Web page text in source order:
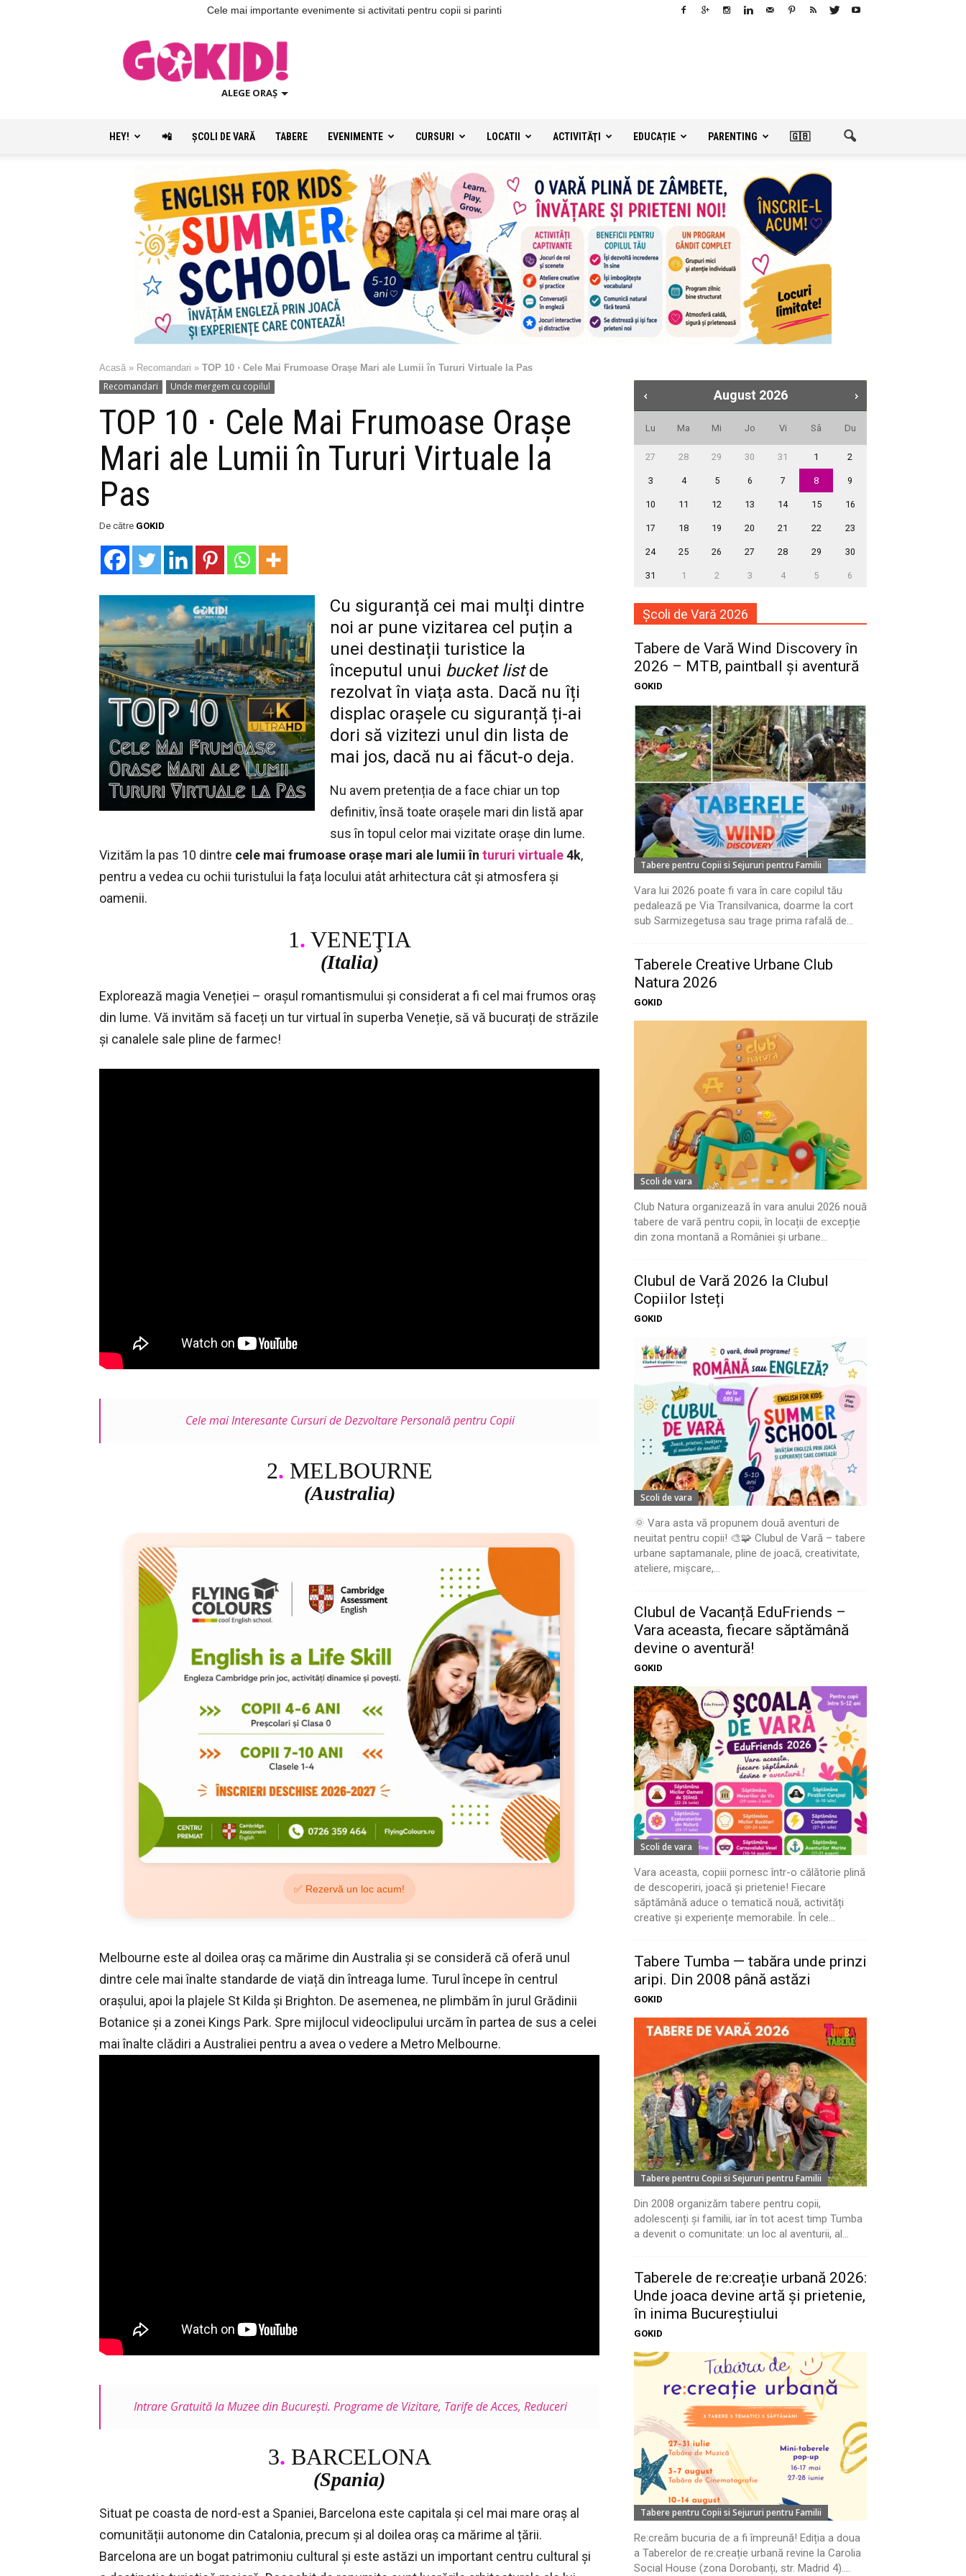
Cele mai importante evenimente si activitati pentru copii si parinti
ALEGE ORAȘ
HEY! 📲 ŞCOLI DE VARĂ TABERE EVENIMENTE CURSURI LOCATII ACTIVITĂŢI EDUCAȚIE PARENTING 🇬🇧
Acasă » Recomandari » TOP 10 ⋅ Cele Mai Frumoase Oraşe Mari ale Lumii în Tururi Virtuale la Pas
Recomandari Unde mergem cu copilul
TOP 10 ⋅ Cele Mai Frumoase Oraşe
Mari ale Lumii în Tururi Virtuale la
Pas
De către GOKID
Cu siguranță cei mai mulți dintre
noi ar pune vizitarea cel puțin a
unei destinații turistice la
începutul unui bucket listde
rezolvat în viața asta. Dacă nu îți
displac orașele cu siguranță ți-ai
dori să vizitezi unul din lista de
mai jos, dacă nu ai făcut-o deja.
Nu avem pretenția de a face chiar un top
definitiv, însă toate orașele mari din listă apar
sus în topul celor mai vizitate orașe din lume.
Vizităm la pas 10 dintre cele mai frumoase orașe mari ale lumii în tururi virtuale4k,
pentru a vedea cu ochii turistului la fața locului atât arhitectura cât și atmosfera și
oamenii.
1. VENEŢIA
(Italia)
Explorează magia Veneției – orașul romantismului și considerat a fi cel mai frumos oraș
din lume. Vă invităm să faceți un tur virtual în superba Veneție, să vă bucurați de străzile
și canalele sale pline de farmec!
Cele mai Interesante Cursuri de Dezvoltare Personală pentru Copii
2. MELBOURNE
(Australia)
✅ Rezervă un loc acum!
Melbourne este al doilea oraș ca mărime din Australia și se consideră că oferă unul
dintre cele mai înalte standarde de viață din întreaga lume. Turul începe în centrul
orașului, apoi la plajele St Kilda și Brighton. De asemenea, ne plimbăm în jurul Grădinii
Botanice și a zonei Kings Park. Spre mijlocul videoclipului urcăm în partea de sus a celei
mai înalte clădiri a Australiei pentru a avea o vedere a Metro Melbourne.
Intrare Gratuită la Muzee din București. Programe de Vizitare, Tarife de Acces, Reduceri
3. BARCELONA
(Spania)
Situat pe coasta de nord-est a Spaniei, Barcelona este capitala și cel mai mare oraș al
comunității autonome din Catalonia, precum și al doilea oraș ca mărime al țării.
Barcelona are un bogat patrimoniu cultural și este astăzi un important centru cultural și
August 2026
Lu Ma Mi Jo Vi Sâ Du
27 28 29 30 31 1 2
3 4 5 6 7 8 9
10 11 12 13 14 15 16
17 18 19 20 21 22 23
24 25 26 27 28 29 30
31 1 2 3 4 5 6
Școli de Vară 2026
Tabere de Vară Wind Discovery în
2026 – MTB, paintball și aventură
GOKID
Tabere pentru Copii si Sejururi pentru Familii
Vara lui 2026 poate fi vara în care copilul tău
pedalează pe Via Transilvanica, doarme la cort
sub Sarmizegetusa sau trage prima rafală de...
Taberele Creative Urbane Club
Natura 2026
GOKID
Scoli de vara
Club Natura organizează în vara anului 2026 nouă
tabere de vară pentru copii, în locații de excepție
din zona montană a României și urbane...
Clubul de Vară 2026 la Clubul
Copiilor Isteți
GOKID
Scoli de vara
🌞 Vara asta vă propunem două aventuri de
neuitat pentru copii! 🎨🧩 Clubul de Vară – tabere
urbane saptamanale, pline de joacă, creativitate,
ateliere, mișcare,...
Clubul de Vacanță EduFriends –
Vara aceasta, fiecare săptămână
devine o aventură!
GOKID
Scoli de vara
Vara aceasta, copiii pornesc într-o călătorie plină
de descoperiri, joacă și prietenie! Fiecare
săptămână aduce o tematică nouă, activități
creative și experiențe memorabile. În cele...
Tabere Tumba — tabăra unde prinzi
aripi. Din 2008 până astăzi
GOKID
Tabere pentru Copii si Sejururi pentru Familii
Din 2008 organizăm tabere pentru copii,
adolescenți și familii, iar în tot acest timp Tumba
a devenit o comunitate: un loc al aventurii, al...
Taberele de re:creație urbană 2026:
Unde joaca devine artă și prietenie,
în inima Bucureștiului
GOKID
Tabere pentru Copii si Sejururi pentru Familii
Re:creăm bucuria de a fi împreună! Ediția a doua
a Taberelor de re:creație urbană revine la Carolia
Social House (zona Dorobanți, str. Madrid 4)....